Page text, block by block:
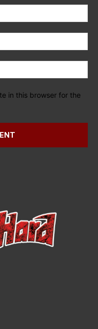
in this browser for the